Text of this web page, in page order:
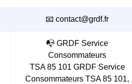
📧 contact@grdf.fr
📭 GRDF Service
Consommateurs
TSA 85 101 GRDF Service
Consommateurs TSA 85 101,